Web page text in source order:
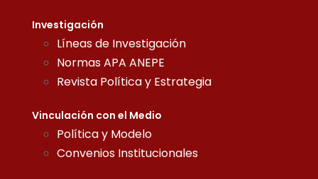
Investigación
Líneas de Investigación
Normas APA ANEPE
Revista Política y Estrategia
Vinculación con el Medio
Política y Modelo
Convenios Institucionales